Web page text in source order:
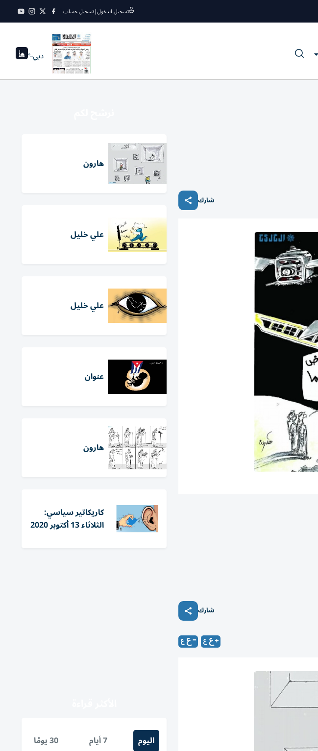
تسجيل الدخول|تسجيل حساب
دبي--°
شارك
شارك
هارون
علي خليل
علي خليل
عنوان
هارون
كاريكاتير سياسي:
الثلاثاء 13 أكتوبر 2020
اليوم 7 أيام 30 يومًا